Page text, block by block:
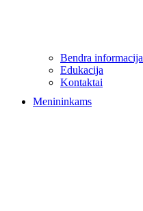
Bendra informacija
Edukacija
Kontaktai
Menininkams